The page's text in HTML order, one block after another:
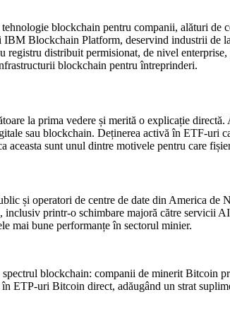
blockchain pentru companii, alături
Blockchain Platform, deservind industrii
registru distribuit permisionat, de nivel
blockchain pentru întreprinderi.
la prima vedere și merită o explicație
sau blockchain. Deținerea activă în ETF-uri
aceasta sunt unul dintre motivele pentru care
și operatori de centre de date din America
printr-o schimbare majoră către servicii
mai bune performanțe în sectorul minier.
blockchain: companii de minerit Bitcoin
ETP-uri Bitcoin direct, adăugând un strat